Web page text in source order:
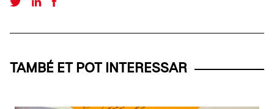
TAMBÉ ET POT INTERESSAR